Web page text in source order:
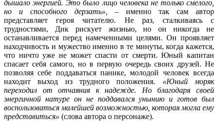
дышало энергией. Это было лицо человека не только смелого,
но и способного дерзать»,
– именно так сам автор
представляет героя читателю. Не раз, сталкиваясь с
трудностями, Дик рискует жизнью, но он никогда не
останавливается перед намеченными целями. Он проявляет
находчивость и мужество именно в те минуты, когда кажется,
что ничто уже не может спасти от смерти. Юный капитан
спасает себя самого, но в первую очередь своих друзей. Не
позволяя себе поддаваться панике, молодой человек всегда
находит выход из трудного положения. «Юный моряк
переходил от отчаяния к надежде. Но благодаря своей
энергичной натуре он не поддавался унынию и готов был
воспользоваться малейшей возможностью, которая могла ему
представиться» (слова автора о персонаже).